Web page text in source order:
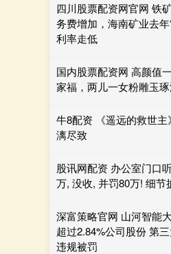
四川股票配资网官网 铁
务费增加，海南矿业去
利率走低
国内股票配资网 高颜值
家福，两儿一女粉雕玉
牛8配资 《遥远的救世
漓尽致
股讯网配资 办公室门口
万, 没收, 并罚80万! 细节
深富策略官网 山河智能
超过2.84%公司股份 第
违规被罚